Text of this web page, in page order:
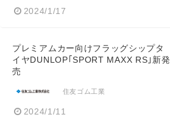
2024/1/17
プレミアムカー向けフラッグシップタ
イヤDUNLOP｢SPORT MAXX RS｣新発
売
住友ゴム工業
2024/1/11